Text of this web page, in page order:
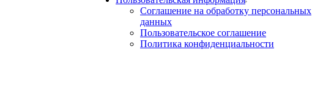
Соглашение на обработку персональных
данных
Пользовательское соглашение
Политика конфиденциальности